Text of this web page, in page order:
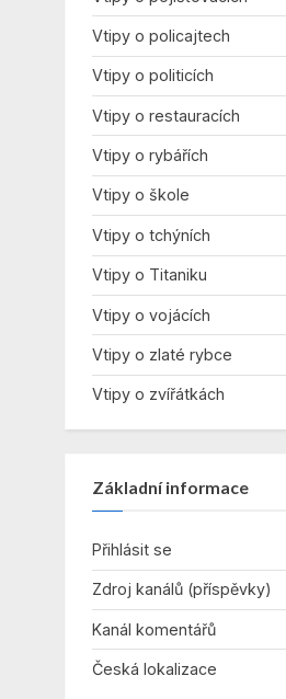
Vtipy o policajtech
Vtipy o politicích
Vtipy o restauracích
Vtipy o rybářích
Vtipy o škole
Vtipy o tchýních
Vtipy o Titaniku
Vtipy o vojácích
Vtipy o zlaté rybce
Vtipy o zvířátkách
Základní informace
Přihlásit se
Zdroj kanálů (příspěvky)
Kanál komentářů
Česká lokalizace